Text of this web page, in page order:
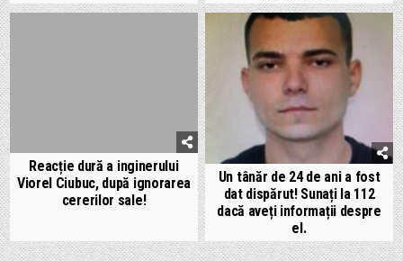
Reacție dură a inginerului
Viorel Ciubuc, după ignorarea
cererilor sale!
Un tânăr de 24 de ani a fost
dat dispărut! Sunați la 112
dacă aveți informații despre
el.